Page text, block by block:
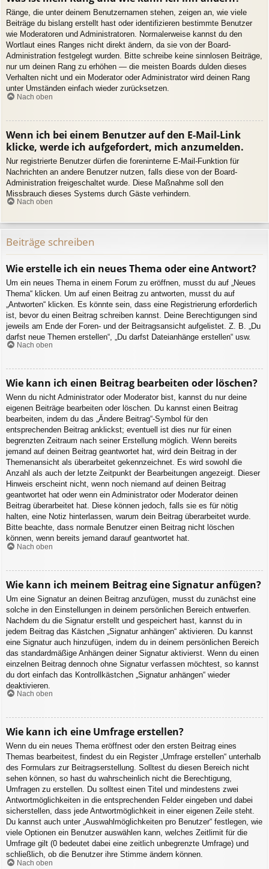
Ränge, die unter deinem Benutzernamen stehen, zeigen an, wie viele
Beiträge du bislang erstellt hast oder identifizieren bestimmte Benutzer
wie Moderatoren und Administratoren. Normalerweise kannst du den
Wortlaut eines Ranges nicht direkt ändern, da sie von der Board-
Administration festgelegt wurden. Bitte schreibe keine sinnlosen Beiträge,
nur um deinen Rang zu erhöhen — die meisten Boards dulden dieses
Verhalten nicht und ein Moderator oder Administrator wird deinen Rang
unter Umständen einfach wieder zurücksetzen.
Nach oben
Wenn ich bei einem Benutzer auf den E-Mail-Link
klicke, werde ich aufgefordert, mich anzumelden.
Nur registrierte Benutzer dürfen die foreninterne E-Mail-Funktion für
Nachrichten an andere Benutzer nutzen, falls diese von der Board-
Administration freigeschaltet wurde. Diese Maßnahme soll den
Missbrauch dieses Systems durch Gäste verhindern.
Nach oben
Beiträge schreiben
Wie erstelle ich ein neues Thema oder eine Antwort?
Um ein neues Thema in einem Forum zu eröffnen, musst du auf „Neues
Thema“ klicken. Um auf einen Beitrag zu antworten, musst du auf
„Antworten“ klicken. Es könnte sein, dass eine Registrierung erforderlich
ist, bevor du einen Beitrag schreiben kannst. Deine Berechtigungen sind
jeweils am Ende der Foren- und der Beitragsansicht aufgelistet. Z. B. „Du
darfst neue Themen erstellen“, „Du darfst Dateianhänge erstellen“ usw.
Nach oben
Wie kann ich einen Beitrag bearbeiten oder löschen?
Wenn du nicht Administrator oder Moderator bist, kannst du nur deine
eigenen Beiträge bearbeiten oder löschen. Du kannst einen Beitrag
bearbeiten, indem du das „Ändere Beitrag“-Symbol für den
entsprechenden Beitrag anklickst; eventuell ist dies nur für einen
begrenzten Zeitraum nach seiner Erstellung möglich. Wenn bereits
jemand auf deinen Beitrag geantwortet hat, wird dein Beitrag in der
Themenansicht als überarbeitet gekennzeichnet. Es wird sowohl die
Anzahl als auch der letzte Zeitpunkt der Bearbeitungen angezeigt. Dieser
Hinweis erscheint nicht, wenn noch niemand auf deinen Beitrag
geantwortet hat oder wenn ein Administrator oder Moderator deinen
Beitrag überarbeitet hat. Diese können jedoch, falls sie es für nötig
halten, eine Notiz hinterlassen, warum dein Beitrag überarbeitet wurde.
Bitte beachte, dass normale Benutzer einen Beitrag nicht löschen
können, wenn bereits jemand darauf geantwortet hat.
Nach oben
Wie kann ich meinem Beitrag eine Signatur anfügen?
Um eine Signatur an deinen Beitrag anzufügen, musst du zunächst eine
solche in den Einstellungen in deinem persönlichen Bereich entwerfen.
Nachdem du die Signatur erstellt und gespeichert hast, kannst du in
jedem Beitrag das Kästchen „Signatur anhängen“ aktivieren. Du kannst
eine Signatur auch hinzufügen, indem du in deinem persönlichen Bereich
das standardmäßige Anhängen deiner Signatur aktivierst. Wenn du einen
einzelnen Beitrag dennoch ohne Signatur verfassen möchtest, so kannst
du dort einfach das Kontrollkästchen „Signatur anhängen“ wieder
deaktivieren.
Nach oben
Wie kann ich eine Umfrage erstellen?
Wenn du ein neues Thema eröffnest oder den ersten Beitrag eines
Themas bearbeitest, findest du ein Register „Umfrage erstellen“ unterhalb
des Formulars zur Beitragserstellung. Solltest du diesen Bereich nicht
sehen können, so hast du wahrscheinlich nicht die Berechtigung,
Umfragen zu erstellen. Du solltest einen Titel und mindestens zwei
Antwortmöglichkeiten in die entsprechenden Felder eingeben und dabei
sicherstellen, dass jede Antwortmöglichkeit in einer eigenen Zeile steht.
Du kannst auch unter „Auswahlmöglichkeiten pro Benutzer“ festlegen, wie
viele Optionen ein Benutzer auswählen kann, welches Zeitlimit für die
Umfrage gilt (0 bedeutet dabei eine zeitlich unbegrenzte Umfrage) und
schließlich, ob die Benutzer ihre Stimme ändern können.
Nach oben